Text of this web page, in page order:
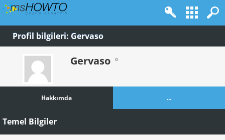
Profil bilgileri: Gervaso
Gervaso
Hakkımda ...
Temel Bilgiler